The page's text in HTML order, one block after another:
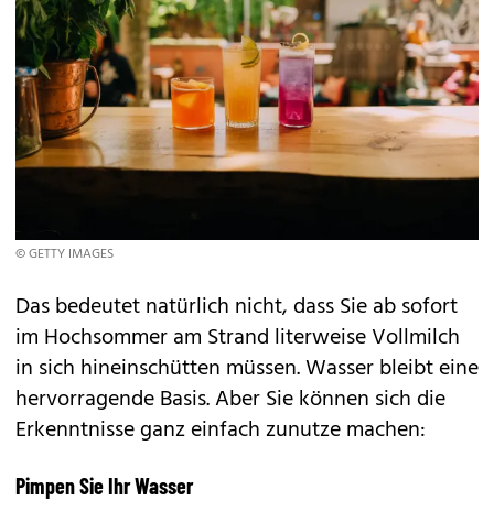
© GETTY IMAGES
Das bedeutet natürlich nicht, dass Sie ab sofort
im Hochsommer am Strand literweise Vollmilch
in sich hineinschütten müssen. Wasser bleibt eine
hervorragende Basis. Aber Sie können sich die
Erkenntnisse ganz einfach zunutze machen:
Pimpen Sie Ihr Wasser